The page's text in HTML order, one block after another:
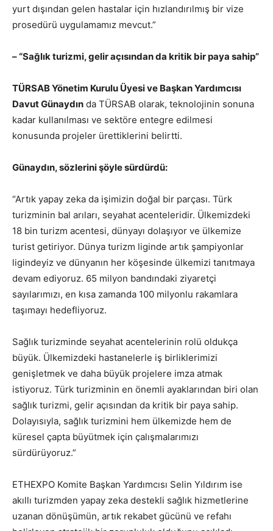
yurt dışından gelen hastalar için hızlandırılmış bir vize
prosedürü uygulamamız mevcut.”
– “Sağlık turizmi, gelir açısından da kritik bir paya sahip”
TÜRSAB Yönetim Kurulu Üyesi ve Başkan Yardımcısı
Davut Günaydın da TÜRSAB olarak, teknolojinin sonuna
kadar kullanılması ve sektöre entegre edilmesi
konusunda projeler ürettiklerini belirtti.
Günaydın, sözlerini şöyle sürdürdü:
“Artık yapay zeka da işimizin doğal bir parçası. Türk
turizminin bal arıları, seyahat acenteleridir. Ülkemizdeki
18 bin turizm acentesi, dünyayı dolaşıyor ve ülkemize
turist getiriyor. Dünya turizm liginde artık şampiyonlar
ligindeyiz ve dünyanın her köşesinde ülkemizi tanıtmaya
devam ediyoruz. 65 milyon bandındaki ziyaretçi
sayılarımızı, en kısa zamanda 100 milyonlu rakamlara
taşımayı hedefliyoruz.
Sağlık turizminde seyahat acentelerinin rolü oldukça
büyük. Ülkemizdeki hastanelerle iş birliklerimizi
genişletmek ve daha büyük projelere imza atmak
istiyoruz. Türk turizminin en önemli ayaklarından biri olan
sağlık turizmi, gelir açısından da kritik bir paya sahip.
Dolayısıyla, sağlık turizmini hem ülkemizde hem de
küresel çapta büyütmek için çalışmalarımızı
sürdürüyoruz.”
ETHEXPO Komite Başkan Yardımcısı Selin Yıldırım ise
akıllı turizmden yapay zeka destekli sağlık hizmetlerine
uzanan dönüşümün, artık rekabet gücünü ve refahı